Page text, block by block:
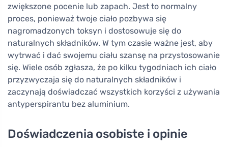
zwiększone pocenie lub zapach. Jest to normalny
proces, ponieważ twoje ciało pozbywa się
nagromadzonych toksyn i dostosowuje się do
naturalnych składników. W tym czasie ważne jest, aby
wytrwać i dać swojemu ciału szansę na przystosowanie
się. Wiele osób zgłasza, że po kilku tygodniach ich ciało
przyzwyczaja się do naturalnych składników i
zaczynają doświadczać wszystkich korzyści z używania
antyperspirantu bez aluminium.
Doświadczenia osobiste i opinie